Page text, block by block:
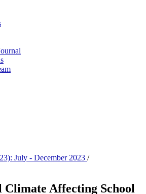
July - December 2023 /
Affecting School